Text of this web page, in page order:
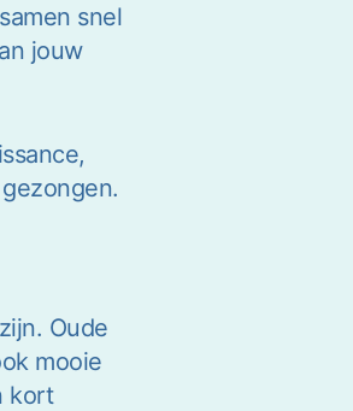
snel
jouw
Oude
mooie
kort